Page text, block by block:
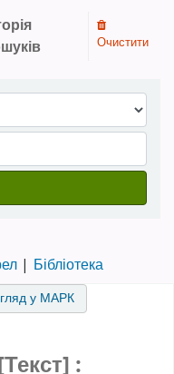
каталог
Очистити
Бібліотека
у МАРК
: